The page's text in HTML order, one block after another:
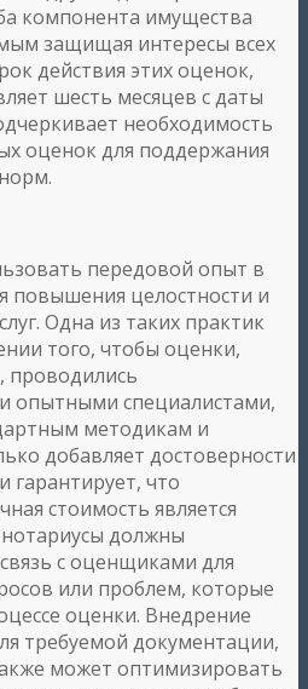
компонента имущества
защищая интересы всех
действия этих оценок,
шесть месяцев с даты
необходимость
оценок для поддержания
передовой опыт в
повышения целостности и
Одна из таких практик
того, чтобы оценки,
проводились
опытными специалистами,
методикам и
добавляет достоверности
гарантирует, что
стоимость является
должны
с оценщиками для
или проблем, которые
оценки. Внедрение
требуемой документации,
может оптимизировать